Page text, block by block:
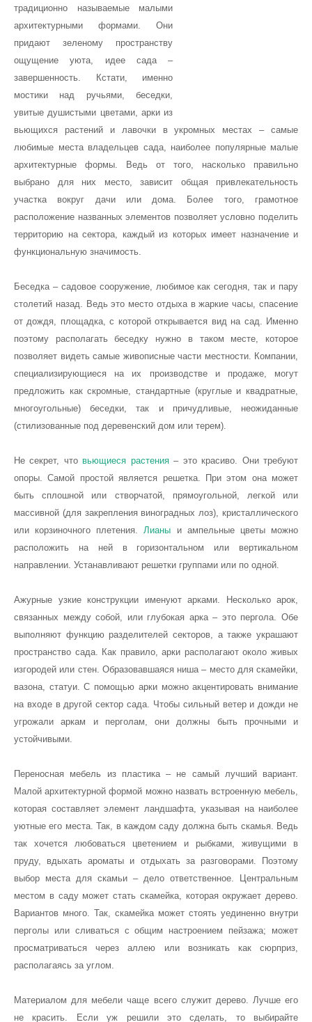
Цветник
Растения для сада
Деревья и кустарники для сада
Садовые цветы
Садовые работы зимой
Садовые работы весной
Садовые работы летом
Садовые работы осенью
Известные дизайнеры
Товары для сада и ландшафтного дизайна
Галерея
Ресурсы
Программы по дизайну
Бассейны
традиционно называемые малыми
архитектурными формами. Они
придают зеленому пространству
ощущение уюта, идее сада –
завершенность. Кстати, именно
мостики над ручьями, беседки,
увитые душистыми цветами, арки из
вьющихся растений и лавочки в укромных местах – самые
любимые места владельцев сада, наиболее популярные малые
архитектурные формы. Ведь от того, насколько правильно
выбрано для них место, зависит общая привлекательность
участка вокруг дачи или дома. Более того, грамотное
расположение названных элементов позволяет условно поделить
территорию на сектора, каждый из которых имеет назначение и
функциональную значимость.
Беседка – садовое сооружение, любимое как сегодня, так и пару
столетий назад. Ведь это место отдыха в жаркие часы, спасение
от дождя, площадка, с которой открывается вид на сад. Именно
поэтому располагать беседку нужно в таком месте, которое
позволяет видеть самые живописные части местности. Компании,
специализирующиеся на их производстве и продаже, могут
предложить как скромные, стандартные (круглые и квадратные,
многоугольные) беседки, так и причудливые, неожиданные
(стилизованные под деревенский дом или терем).
Не секрет, что вьющиеся растения– это красиво. Они требуют
опоры. Самой простой является решетка. При этом она может
быть сплошной или створчатой, прямоугольной, легкой или
массивной (для закрепления виноградных лоз), кристаллического
или корзиночного плетения.Лианы и ампельные цветы можно
расположить на ней в горизонтальном или вертикальном
направлении. Устанавливают решетки группами или по одной.
Ажурные узкие конструкции именуют арками. Несколько арок,
связанных между собой, или глубокая арка – это пергола. Обе
выполняют функцию разделителей секторов, а также украшают
пространство сада. Как правило, арки располагают около живых
изгородей или стен. Образовавшаяся ниша – место для скамейки,
вазона, статуи. С помощью арки можно акцентировать внимание
на входе в другой сектор сада. Чтобы сильный ветер и дожди не
угрожали аркам и перголам, они должны быть прочными и
устойчивыми.
Переносная мебель из пластика – не самый лучший вариант.
Малой архитектурной формой можно назвать встроенную мебель,
которая составляет элемент ландшафта, указывая на наиболее
уютные его места. Так, в каждом саду должна быть скамья. Ведь
так хочется любоваться цветением и рыбками, живущими в
пруду, вдыхать ароматы и отдыхать за разговорами. Поэтому
выбор места для скамьи – дело ответственное. Центральным
местом в саду может стать скамейка, которая окружает дерево.
Вариантов много. Так, скамейка может стоять уединенно внутри
перголы или сливаться с общим настроением пейзажа; может
просматриваться через аллею или возникать как сюрприз,
располагаясь за углом.
Материалом для мебели чаще всего служит дерево. Лучше его
не красить. Если уж решили это сделать, то выбирайте